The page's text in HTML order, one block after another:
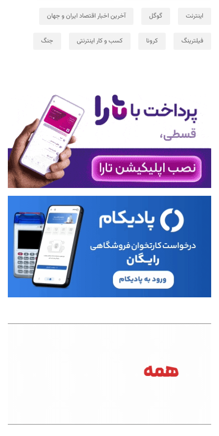
اینترنت گوگل آخرین اخبار اقتصاد ایران و جهان
فیلترینگ کرونا کسب و کار اینترنتی جنگ